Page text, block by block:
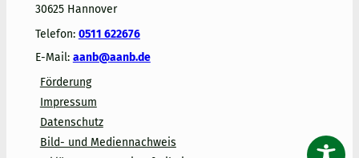
30625 Hannover
Telefon: 0511 622676
E-Mail: aanb@aanb.de
Förderung
Impressum
Datenschutz
Bild- und Mediennachweis